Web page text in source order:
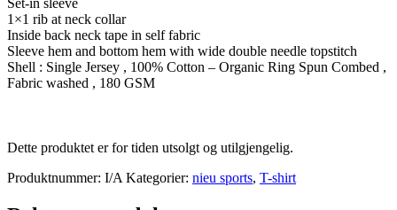
1×1 rib at neck collar
Inside back neck tape in self fabric
Sleeve hem and bottom hem with wide double needle topstitch
Shell : Single Jersey , 100% Cotton – Organic Ring Spun Combed ,
Fabric washed , 180 GSM
Dette produktet er for tiden utsolgt og utilgjengelig.
Produktnummer: I/A Kategorier: nieu sports, T-shirt